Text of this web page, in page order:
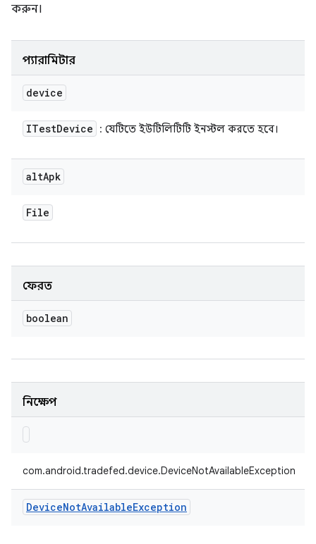
করুন।
প্যারামিটার
device
ITestDevice : যেটিতে ইউটিলিটিটি ইনস্টল করতে হবে।
altApk
File
ফেরত
boolean
নিক্ষেপ
com.android.tradefed.device.DeviceNotAvailableException
DeviceNotAvailableException